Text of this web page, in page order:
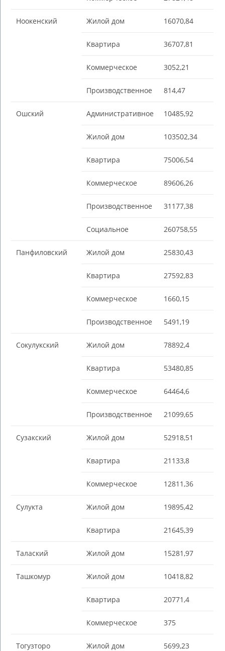
Ноокенский Жилой дом 16070,84
Квартира 36707,81
Коммерческое 3052,21
Производственное 814,47
Ошский Административное 10485,92
Жилой дом 103502,34
Квартира 75006,54
Коммерческое 89606,26
Производственное 31177,38
Социальное 260758,55
Панфиловский Жилой дом 25830,43
Квартира 27592,83
Коммерческое 1660,15
Производственное 5491,19
Сокулукский Жилой дом 78892,4
Квартира 53480,85
Коммерческое 64464,6
Производственное 21099,65
Сузакский Жилой дом 52918,51
Квартира 21133,8
Коммерческое 12811,36
Сулукта Жилой дом 19895,42
Квартира 21645,39
Талаский Жилой дом 15281,97
Ташкомур Жилой дом 10418,82
Квартира 20771,4
Коммерческое 375
Тогузторо Жилой дом 5699,23